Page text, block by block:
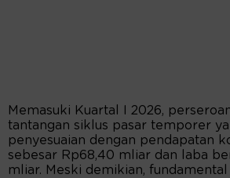
Memasuki Kuartal I 2026,
tantangan siklus pasar temporer
penyesuaian dengan pendapatan
sebesar Rp68,40 mliar dan laba
mliar. Meski demikian,